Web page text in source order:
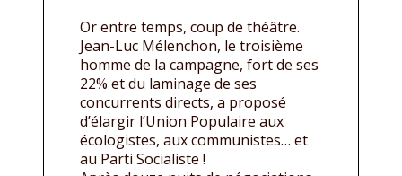
Or entre temps, coup de théâtre.
Jean-Luc Mélenchon, le troisième
homme de la campagne, fort de ses
22% et du laminage de ses
concurrents directs, a proposé
d’élargir l’Union Populaire aux
écologistes, aux communistes… et
au Parti Socialiste !